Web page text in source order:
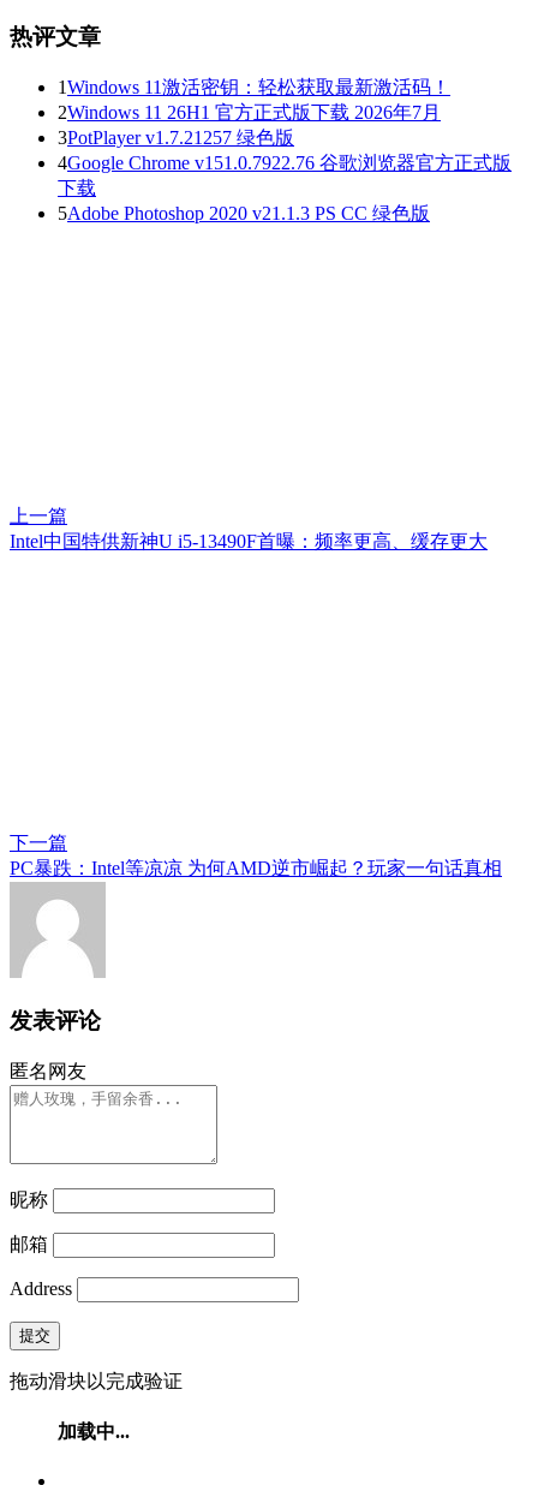
热评文章
1Windows 11激活密钥：轻松获取最新激活码！
2Windows 11 26H1 官方正式版下载 2026年7月
3PotPlayer v1.7.21257 绿色版
4Google Chrome v151.0.7922.76 谷歌浏览器官方正式版
下载
5Adobe Photoshop 2020 v21.1.3 PS CC 绿色版
上一篇
Intel中国特供新神U i5-13490F首曝：频率更高、缓存更大
下一篇
PC暴跌：Intel等凉凉 为何AMD逆市崛起？玩家一句话真相
发表评论
匿名网友
昵称
邮箱
Address
提交
拖动滑块以完成验证
加载中...